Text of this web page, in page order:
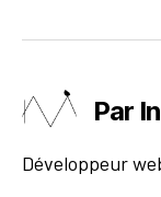
Par
Développeur